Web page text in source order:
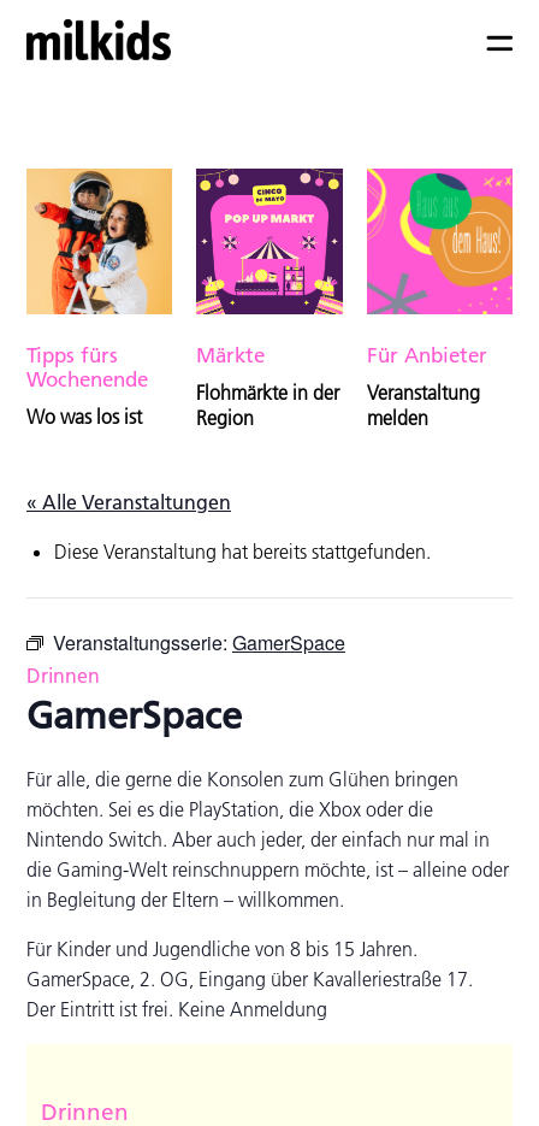
Tipps fürs
Wochenende
Wo was los ist
Märkte
Flohmärkte in der
Region
Für Anbieter
Veranstaltung
melden
« Alle Veranstaltungen
Diese Veranstaltung hat bereits stattgefunden.
Veranstaltungsserie: GamerSpace
Drinnen
GamerSpace
Für alle, die gerne die Konsolen zum Glühen bringen
möchten. Sei es die PlayStation, die Xbox oder die
Nintendo Switch. Aber auch jeder, der einfach nur mal in
die Gaming-Welt reinschnuppern möchte, ist – alleine oder
in Begleitung der Eltern – willkommen.
Für Kinder und Jugendliche von 8 bis 15 Jahren.
GamerSpace, 2. OG, Eingang über Kavalleriestraße 17.
Der Eintritt ist frei. Keine Anmeldung
Drinnen